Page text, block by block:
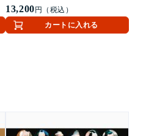
13,200 円（税込）
カートに入れる